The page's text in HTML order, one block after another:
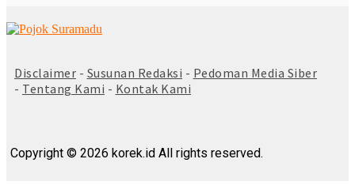
Disclaimer - Susunan Redaksi - Pedoman Media Siber
- Tentang Kami - Kontak Kami
Copyright © 2026 korek.id All rights reserved.